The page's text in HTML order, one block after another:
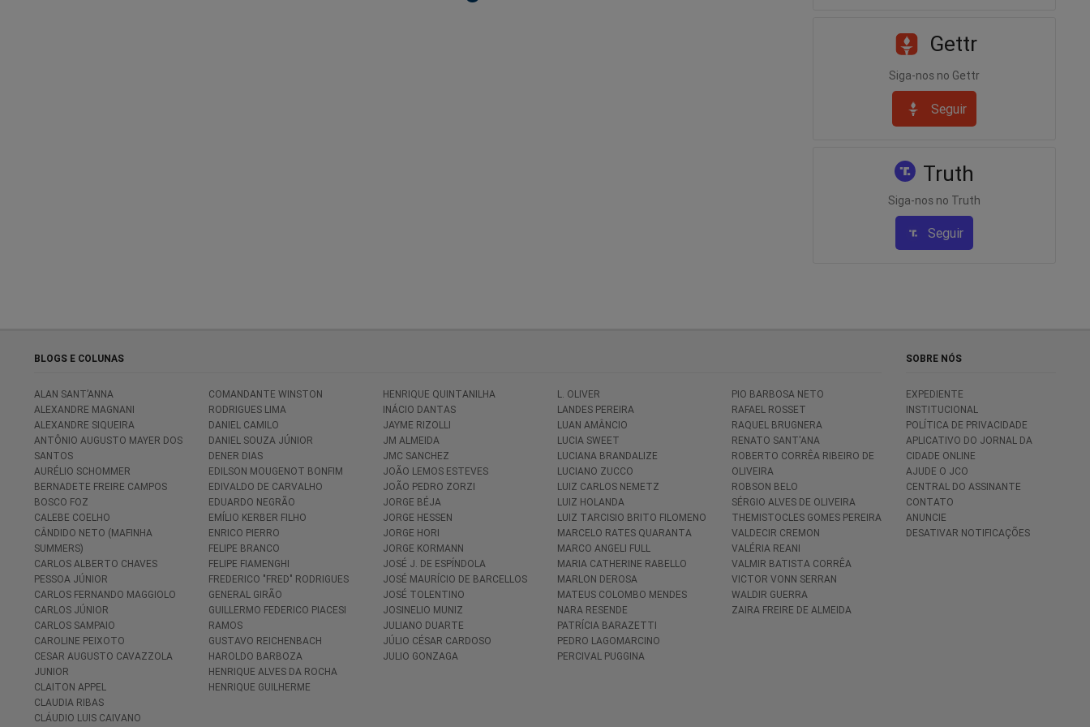
Gettr
Siga-nos no Gettr
Seguir
Truth
Siga-nos no Truth
Seguir
BLOGS E COLUNAS
ALAN SANT’ANNA
ALEXANDRE MAGNANI
ALEXANDRE SIQUEIRA
ANTÔNIO AUGUSTO MAYER DOS
SANTOS
AURÉLIO SCHOMMER
BERNADETE FREIRE CAMPOS
BOSCO FOZ
CALEBE COELHO
CÂNDIDO NETO (MAFINHA
SUMMERS)
CARLOS ALBERTO CHAVES
PESSOA JÚNIOR
CARLOS FERNANDO MAGGIOLO
CARLOS JÚNIOR
CARLOS SAMPAIO
CAROLINE PEIXOTO
CESAR AUGUSTO CAVAZZOLA
JUNIOR
CLAITON APPEL
CLAUDIA RIBAS
CLÁUDIO LUIS CAIVANO
COMANDANTE WINSTON
RODRIGUES LIMA
DANIEL CAMILO
DANIEL SOUZA JÚNIOR
DENER DIAS
EDILSON MOUGENOT BONFIM
EDIVALDO DE CARVALHO
EDUARDO NEGRÃO
EMÍLIO KERBER FILHO
ENRICO PIERRO
FELIPE BRANCO
FELIPE FIAMENGHI
FREDERICO "FRED" RODRIGUES
GENERAL GIRÃO
GUILLERMO FEDERICO PIACESI
RAMOS
GUSTAVO REICHENBACH
HAROLDO BARBOZA
HENRIQUE ALVES DA ROCHA
HENRIQUE GUILHERME
HENRIQUE QUINTANILHA
INÁCIO DANTAS
JAYME RIZOLLI
JM ALMEIDA
JMC SANCHEZ
JOÃO LEMOS ESTEVES
JOÃO PEDRO ZORZI
JORGE BÉJA
JORGE HESSEN
JORGE HORI
JORGE KORMANN
JOSÉ J. DE ESPÍNDOLA
JOSÉ MAURÍCIO DE BARCELLOS
JOSÉ TOLENTINO
JOSINELIO MUNIZ
JULIANO DUARTE
JÚLIO CÉSAR CARDOSO
JULIO GONZAGA
L. OLIVER
LANDES PEREIRA
LUAN AMÂNCIO
LUCIA SWEET
LUCIANA BRANDALIZE
LUCIANO ZUCCO
LUIZ CARLOS NEMETZ
LUIZ HOLANDA
LUIZ TARCISIO BRITO FILOMENO
MARCELO RATES QUARANTA
MARCO ANGELI FULL
MARIA CATHERINE RABELLO
MARLON DEROSA
MATEUS COLOMBO MENDES
NARA RESENDE
PATRÍCIA BARAZETTI
PEDRO LAGOMARCINO
PERCIVAL PUGGINA
PIO BARBOSA NETO
RAFAEL ROSSET
RAQUEL BRUGNERA
RENATO SANT'ANA
ROBERTO CORRÊA RIBEIRO DE
OLIVEIRA
ROBSON BELO
SÉRGIO ALVES DE OLIVEIRA
THEMISTOCLES GOMES PEREIRA
VALDECIR CREMON
VALÉRIA REANI
VALMIR BATISTA CORRÊA
VICTOR VONN SERRAN
WALDIR GUERRA
ZAIRA FREIRE DE ALMEIDA
SOBRE NÓS
EXPEDIENTE
INSTITUCIONAL
POLÍTICA DE PRIVACIDADE
APLICATIVO DO JORNAL DA
CIDADE ONLINE
AJUDE O JCO
CENTRAL DO ASSINANTE
CONTATO
ANUNCIE
DESATIVAR NOTIFICAÇÕES